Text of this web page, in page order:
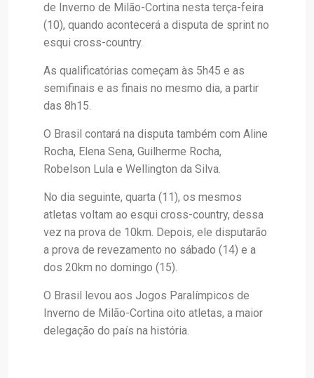
de Inverno de Milão-Cortina nesta terça-feira
(10), quando acontecerá a disputa de sprint no
esqui cross-country.
As qualificatórias começam às 5h45 e as
semifinais e as finais no mesmo dia, a partir
das 8h15.
O Brasil contará na disputa também com Aline
Rocha, Elena Sena, Guilherme Rocha,
Robelson Lula e Wellington da Silva.
No dia seguinte, quarta (11), os mesmos
atletas voltam ao esqui cross-country, dessa
vez na prova de 10km. Depois, ele disputarão
a prova de revezamento no sábado (14) e a
dos 20km no domingo (15).
O Brasil levou aos Jogos Paralímpicos de
Inverno de Milão-Cortina oito atletas, a maior
delegação do país na história.